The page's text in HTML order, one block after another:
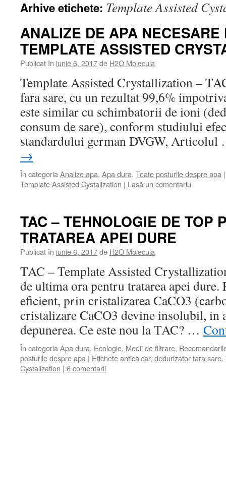
Arhive etichete: Template Assisted
ANALIZE DE APA NECESARE
TEMPLATE ASSISTED
Publicat în iunie 6, 2017de H2O Molecula
Template Assisted Crystallization –
fara sare, cu un rezultat 99,6%
este similar cu schimbatorii de ioni
consum de sare), conform studiului
standardului german DVGW,
→
În categoria Analize apa, Apa dura, Toate posturile despre apa |
Template Assisted Cystalization | Lasă un comentariu
TAC – TEHNOLOGIE DE TOP
TRATAREA APEI DURE
Publicat în iunie 6, 2017de H2O Molecula
TAC – Template Assisted
de ultima ora pentru tratarea apei
eficient, prin cristalizarea CaCO3
cristalizare CaCO3 devine insolubil, in
depunerea. Ce este nou la TAC? …
În categoria Apa dura, Ecologie, Medii de filtrare,
posturile despre apa | Eticheteanticalcar, dedurizator fara sare,
Cystalization | 6 comentarii